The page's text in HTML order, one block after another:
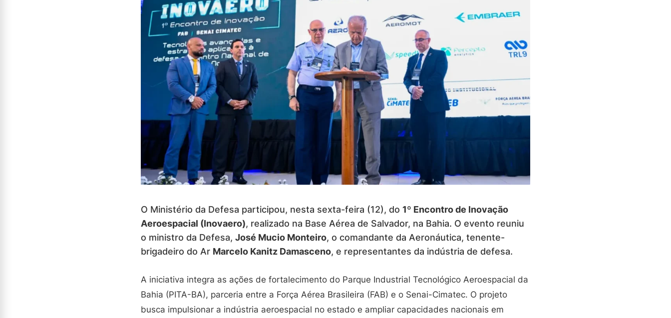
O Ministério da Defesa participou, nesta sexta-feira (12), do 1º Encontro de Inovação
Aeroespacial (Inovaero), realizado na Base Aérea de Salvador, na Bahia. O evento reuniu
o ministro da Defesa, José Mucio Monteiro, o comandante da Aeronáutica, tenente-
brigadeiro do Ar Marcelo Kanitz Damasceno, e representantes da indústria de defesa.
A iniciativa integra as ações de fortalecimento do Parque Industrial Tecnológico Aeroespacial da
Bahia (PITA-BA), parceria entre a Força Aérea Brasileira (FAB) e o Senai-Cimatec. O projeto
busca impulsionar a indústria aeroespacial no estado e ampliar capacidades nacionais em